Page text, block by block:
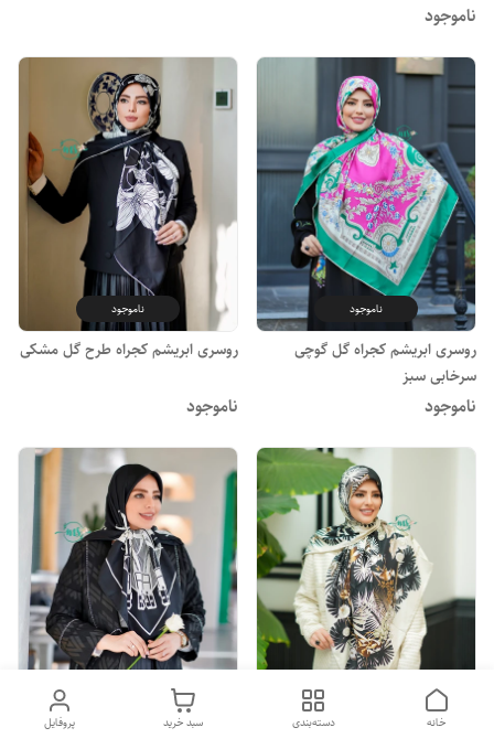
ناموجود
ناموجود
روسری ابریشم کجراه گل گوچی
سرخابی سبز
ناموجود
ناموجود
روسری ابریشم کجراه طرح گل مشکی
ناموجود
پروفایل سبد خرید دسته‌بندی خانه